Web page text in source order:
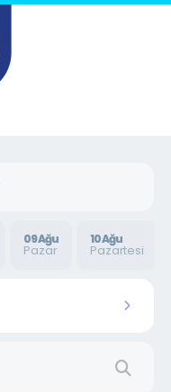
09 Ağu
Pazar
10 Ağu
Pazartesi